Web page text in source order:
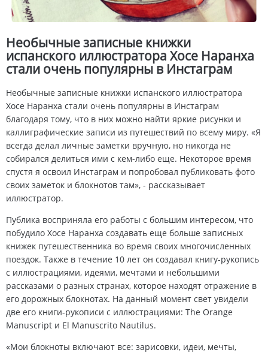
Необычные записные книжки
испанского иллюстратора Хосе Наранха
стали очень популярны в Инстаграм
Необычные записные книжки испанского иллюстратора
Хосе Наранха стали очень популярны в Инстаграм
благодаря тому, что в них можно найти яркие рисунки и
каллиграфические записи из путешествий по всему миру. «Я
всегда делал личные заметки вручную, но никогда не
собирался делиться ими с кем-либо еще. Некоторое время
спустя я освоил Инстаграм и попробовал публиковать фото
своих заметок и блокнотов там», - рассказывает
иллюстратор.
Публика восприняла его работы с большим интересом, что
побудило Хосе Наранха создавать еще больше записных
книжек путешественника во время своих многочисленных
поездок. Также в течение 10 лет он создавал книгу-рукопись
с иллюстрациями, идеями, мечтами и небольшими
рассказами о разных странах, которое находят отражение в
его дорожных блокнотах. На данный момент свет увидели
две его книги-рукописи с иллюстрациями: The Orange
Manuscript и El Manuscrito Nautilus.
«Мои блокноты включают все: зарисовки, идеи, мечты,